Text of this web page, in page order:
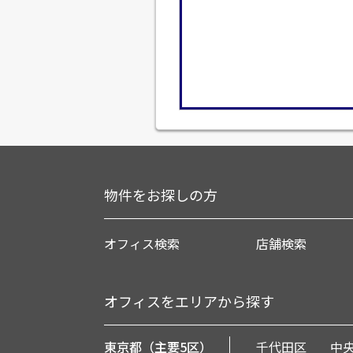
物件をお探しの方
オフィス検索 店舗検索
オフィスをエリアから探す
東京都（主要5区） 千代田区 中